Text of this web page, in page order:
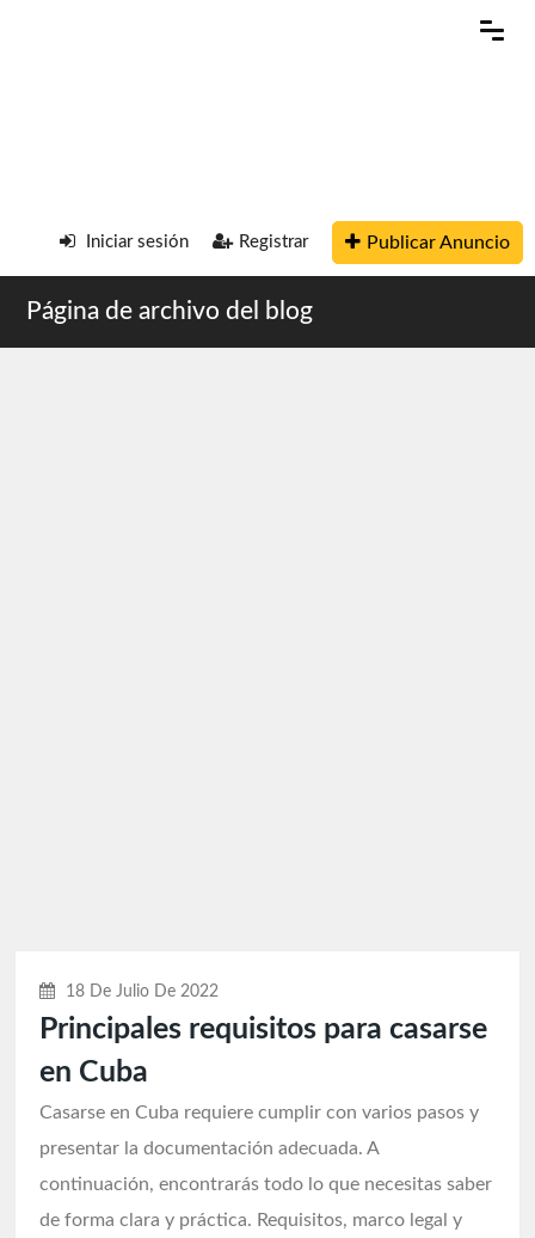
Iniciar sesión Registrar Publicar Anuncio
Página de archivo del blog
18 De Julio De 2022
Principales requisitos para casarse
en Cuba
Casarse en Cuba requiere cumplir con varios pasos y
presentar la documentación adecuada. A
continuación, encontrarás todo lo que necesitas saber
de forma clara y práctica. Requisitos, marco legal y